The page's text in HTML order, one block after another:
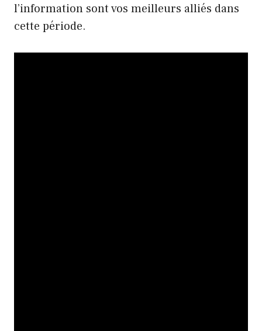
l’information sont vos meilleurs alliés dans
cette période.